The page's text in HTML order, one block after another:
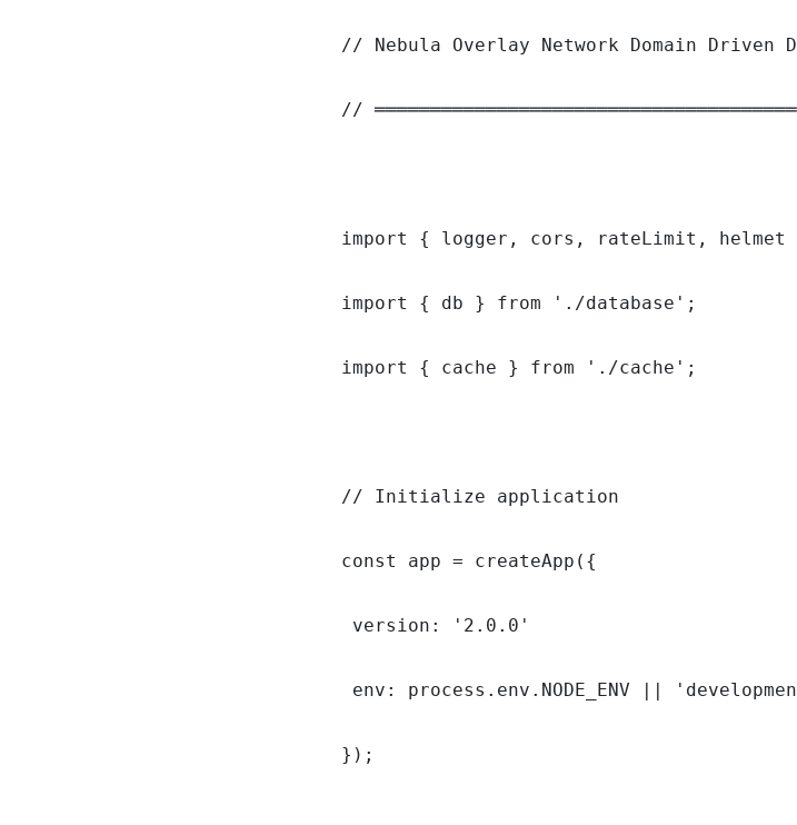
// Nebula Overlay Network Domain Driven
//
import { logger, cors, rateLimit, helmet
import { db } from './database';
import { cache } from './cache';
// Initialize application
const app = createApp({
version: '2.0.0'
env: process.env.NODE_ENV ||
});